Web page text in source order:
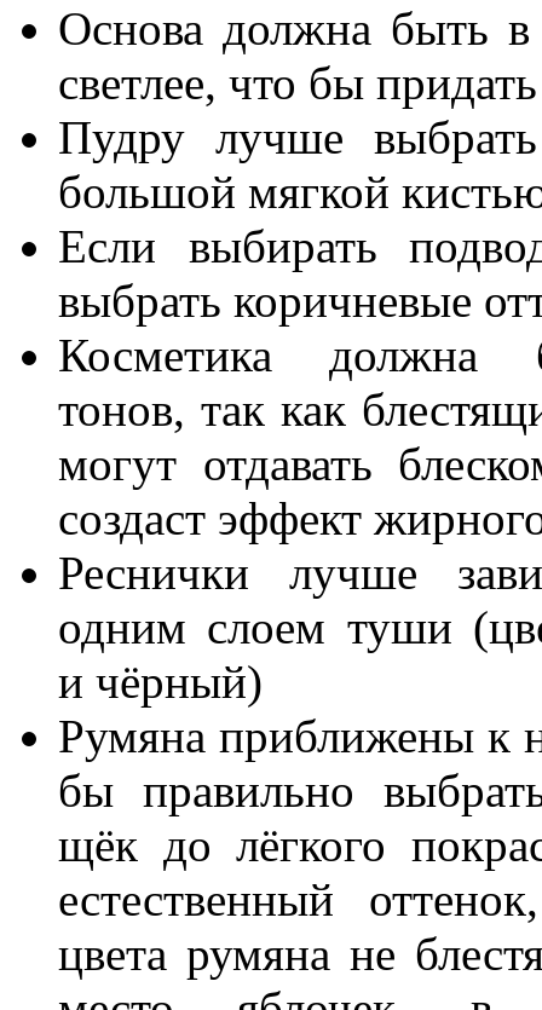
Основа должна быть
светлее, что бы
Пудру лучше
большой мягкой
Если выбирать
выбрать коричневые
Косметика должна
тонов, так как
могут отдавать
создаст эффект
Реснички лучше
одним слоем туши
и чёрный)
Румяна приближены к
бы правильно
щёк до лёгкого
естественный
цвета румяна не